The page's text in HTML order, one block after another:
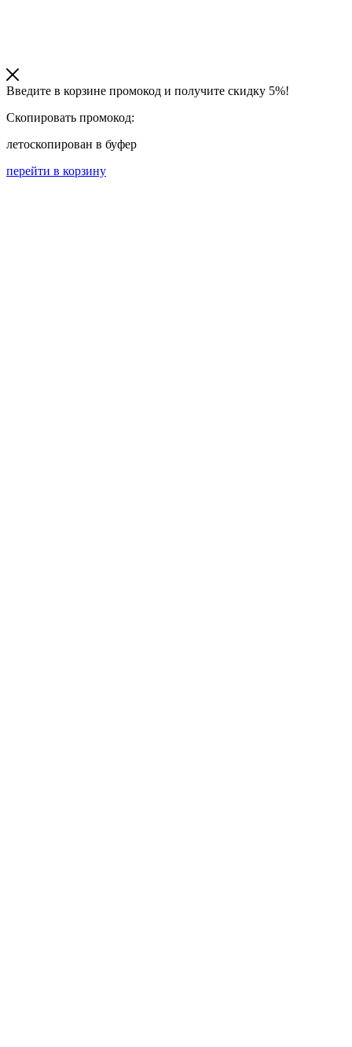
Введите в корзине промокод и получите скидку 5%!
Скопировать промокод:
летоскопирован в буфер
перейти в корзину